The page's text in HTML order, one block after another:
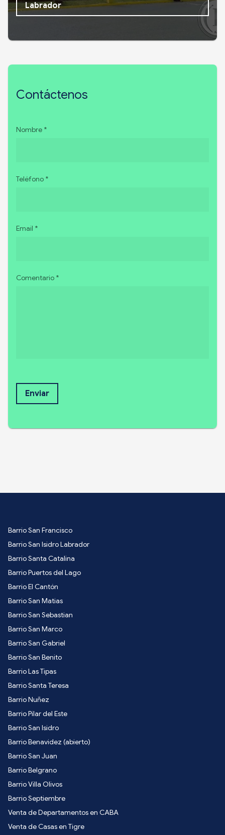
Labrador
Contáctenos
Nombre *
Teléfono *
Email *
Comentario *
Enviar
Barrio San Francisco
Barrio San Isidro Labrador
Barrio Santa Catalina
Barrio Puertos del Lago
Barrio El Cantón
Barrio San Matias
Barrio San Sebastian
Barrio San Marco
Barrio San Gabriel
Barrio San Benito
Barrio Las Tipas
Barrio Santa Teresa
Barrio Nuñez
Barrio Pilar del Este
Barrio San Isidro
Barrio Benavidez (abierto)
Barrio San Juan
Barrio Belgrano
Barrio Villa Olivos
Barrio Septiembre
Venta de Departamentos en CABA
Venta de Casas en Tigre